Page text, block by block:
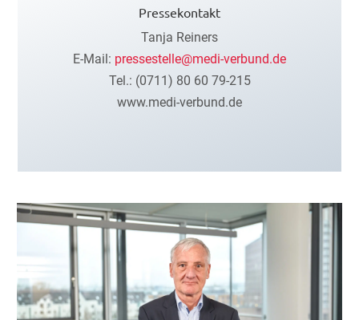
Pressekontakt
Tanja Reiners
E-Mail: pressestelle@medi-verbund.de
Tel.: (0711) 80 60 79-215
www.medi-verbund.de